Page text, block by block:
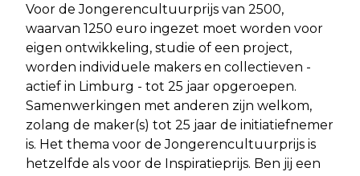
Voor de Jongerencultuurprijs van 2500,
waarvan 1250 euro ingezet moet worden voor
eigen ontwikkeling, studie of een project,
worden individuele makers en collectieven -
actief in Limburg - tot 25 jaar opgeroepen.
Samenwerkingen met anderen zijn welkom,
zolang de maker(s) tot 25 jaar de initiatiefnemer
is. Het thema voor de Jongerencultuurprijs is
hetzelfde als voor de Inspiratieprijs. Ben jij een